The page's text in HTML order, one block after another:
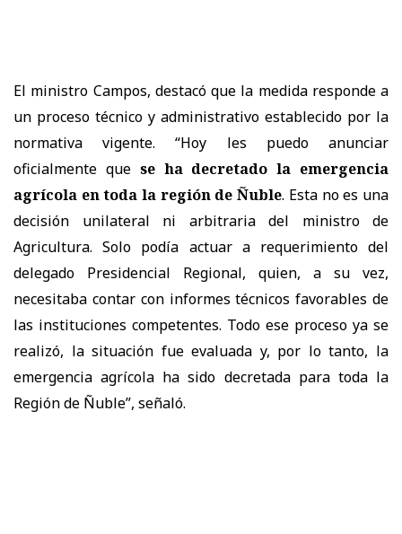
El ministro Campos, destacó que la medida responde a
un proceso técnico y administrativo establecido por la
normativa vigente. “Hoy les puedo anunciar
oficialmente que se ha decretado la emergencia
agrícola en toda la región de Ñuble. Esta no es una
decisión unilateral ni arbitraria del ministro de
Agricultura. Solo podía actuar a requerimiento del
delegado Presidencial Regional, quien, a su vez,
necesitaba contar con informes técnicos favorables de
las instituciones competentes. Todo ese proceso ya se
realizó, la situación fue evaluada y, por lo tanto, la
emergencia agrícola ha sido decretada para toda la
Región de Ñuble”, señaló.